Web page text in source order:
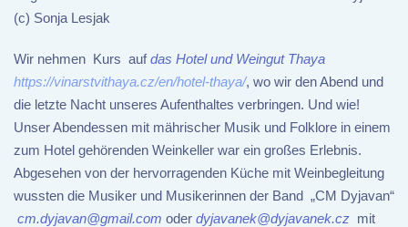
(c) Sonja Lesjak
Wir nehmen Kurs aufdas Hotel und Weingut Thaya
https://vinarstvithaya.cz/en/hotel-thaya/, wo wir den Abend und
die letzte Nacht unseres Aufenthaltes verbringen. Und wie!
Unser Abendessen mit mährischer Musik und Folklore in einem
zum Hotel gehörenden Weinkeller war ein großes Erlebnis.
Abgesehen von der hervorragenden Küche mit Weinbegleitung
wussten die Musiker und Musikerinnen der Band „CM Dyjavan“
cm.dyjavan@gmail.com oder dyjavanek@dyjavanek.cz mit